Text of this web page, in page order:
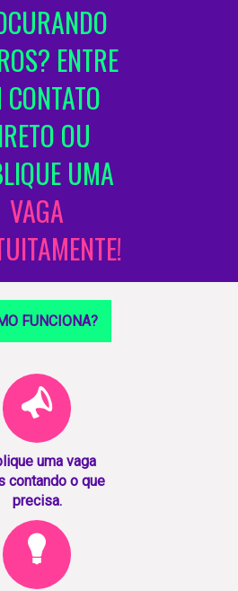
ENTRE
CONTATO
OU
UMA
VAGA
FUNCIONA?
uma vaga
contando o que
precisa.